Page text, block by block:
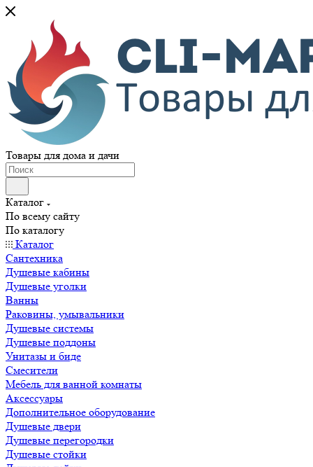
Товары для дома и дачи
Каталог
По всему сайту
По каталогу
Каталог
Сантехника
Душевые кабины
Душевые уголки
Ванны
Раковины, умывальники
Душевые системы
Душевые поддоны
Унитазы и биде
Смесители
Мебель для ванной комнаты
Аксессуары
Дополнительное оборудование
Душевые двери
Душевые перегородки
Душевые стойки